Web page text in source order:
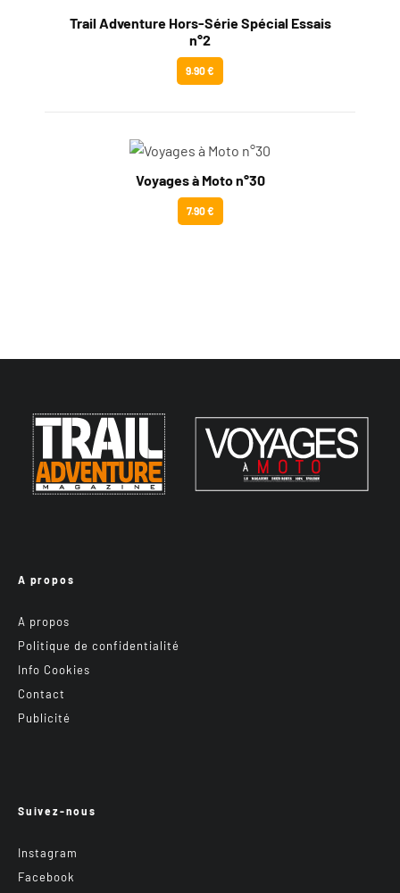
Trail Adventure Hors-Série Spécial Essais
n°2
9.90 €
Voyages à Moto n°30
7.90 €
A propos
A propos
Politique de confidentialité
Info Cookies
Contact
Publicité
Suivez-nous
Instagram
Facebook